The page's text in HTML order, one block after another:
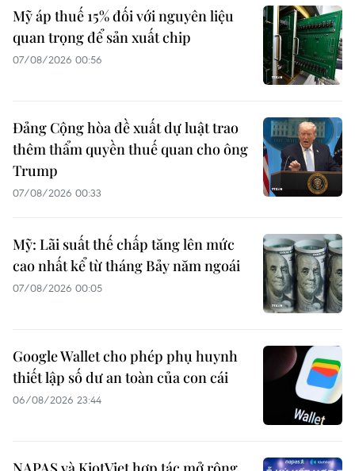
Mỹ áp thuế 15% đối với nguyên liệu
quan trọng để sản xuất chip
07/08/2026 00:56
Đảng Cộng hòa đề xuất dự luật trao
thêm thẩm quyền thuế quan cho ông
Trump
07/08/2026 00:33
Mỹ: Lãi suất thế chấp tăng lên mức
cao nhất kể từ tháng Bảy năm ngoái
07/08/2026 00:05
Google Wallet cho phép phụ huynh
thiết lập số dư an toàn của con cái
06/08/2026 23:44